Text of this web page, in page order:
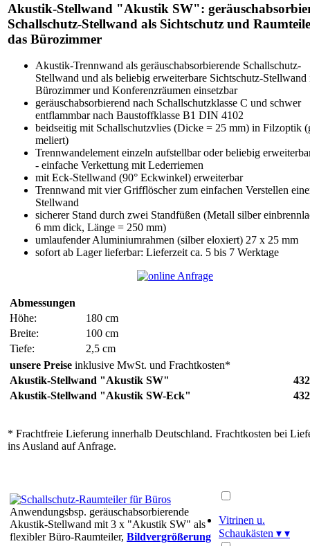
Akustik-Stellwand "Akustik SW":
Schallschutz-Stellwand als Sichtschutz und
das Bürozimmer
Akustik-Trennwand als geräuschabsorbierende Schallschutz-
Stellwand und als beliebig erweiterbare Sichtschutz-Stellwand
Bürozimmer und Konferenzräumen einsetzbar
geräuschabsorbierend nach Schallschutzklasse C und schwer
entflammbar nach Baustoffklasse B1 DIN 4102
beidseitig mit Schallschutzvlies (Dicke = 25 mm) in Filzoptik
meliert)
Trennwandelement einzeln aufstellbar oder beliebig
- einfache Verkettung mit Lederriemen
mit Eck-Stellwand (90° Eckwinkel) erweiterbar
Trennwand mit vier Grifflöscher zum einfachen Verstellen
Stellwand
sicherer Stand durch zwei Standfüßen (Metall silber
6 mm dick, Länge = 250 mm)
umlaufender Aluminiumrahmen (silber eloxiert) 27 x 25 mm
sofort ab Lager lieferbar: Lieferzeit ca. 5 bis 7 Werktage
Abmessungen
Höhe:
180 cm
Breite:
100 cm
Tiefe:
2,5 cm
unsere Preise inklusive MwSt. und Frachtkosten*
Akustik-Stellwand "Akustik SW"
Akustik-Stellwand "Akustik SW-Eck"
* Frachtfreie Lieferung innerhalb Deutschland. Frachtkosten bei
ins Ausland auf Anfrage.
Anwendungsbsp. geräuschabsorbierende
Akustik-Stellwand mit 3 x "Akustik SW" als
flexibler Büro-Raumteiler, Bildvergrößerung
Vitrinen u.
Schaukästen ▾ ▾